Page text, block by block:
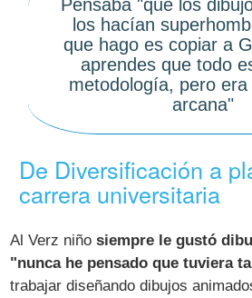
Pensaba "que los
los hacían
que hago es copiar a
aprendes que todo
metodología, pero
arcana"
De Diversificación a
carrera universitaria
Al Verz niñosiempre le gustó
"nunca he pensado que tuviera
trabajar diseñando dibujos